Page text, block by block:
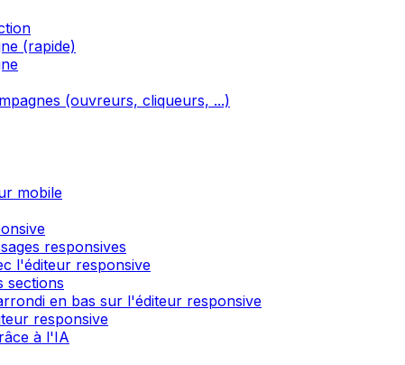
(rapide)
(ouvreurs, cliqueurs, ...)
mobile
responsives
l'éditeur responsive
sections
en bas sur l'éditeur responsive
responsive
à l'IA